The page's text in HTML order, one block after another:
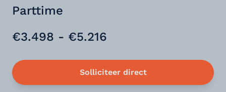
Parttime
€3.498 - €5.216
Solliciteer direct